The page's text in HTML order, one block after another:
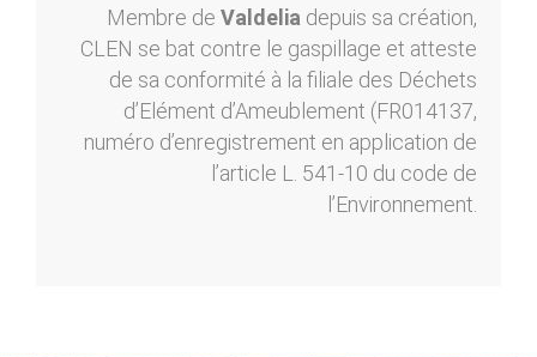
Membre de Valdelia depuis sa création,
CLEN se bat contre le gaspillage et atteste
de sa conformité à la filiale des Déchets
d’Elément d’Ameublement (FR014137,
numéro d’enregistrement en application de
l’article L. 541-10 du code de
l’Environnement.